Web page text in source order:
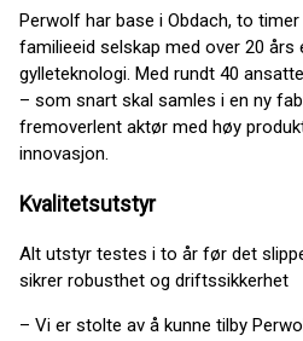
Perwolf har base i Obdach, to
familieeid selskap med over 20 års
gylleteknologi. Med rundt 40
– som snart skal samles i en ny
fremoverlent aktør med høy
innovasjon.
Kvalitetsutstyr
Alt utstyr testes i to år før det
sikrer robusthet og driftssikkerhet
– Vi er stolte av å kunne tilby